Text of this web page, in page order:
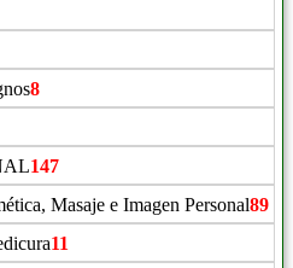
8
147
Masaje e Imagen Personal89
11